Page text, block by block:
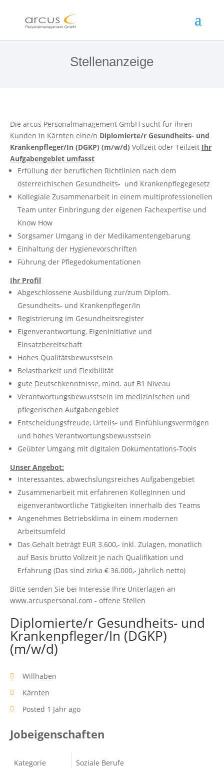
Stellenanzeige
Die arcus Personalmanagement GmbH sucht für ihren
Kunden in Kärnten eine/n Diplomierte/r Gesundheits- und
Krankenpfleger/In (DGKP) (m/w/d) Vollzeit oder Teilzeit Ihr
Aufgabengebiet umfasst
Erfüllung der beruflichen Richtlinien nach dem
österreichischen Gesundheits- und Krankenpflegegesetz
Kollegiale Zusammenarbeit in einem multiprofessionellen
Team unter Einbringung der eigenen Fachexpertise und
Know How
Sorgsamer Umgang in der Medikamentengebarung
Einhaltung der Hygienevorschriften
Führung der Pflegedokumentationen
Ihr Profil
Abgeschlossene Ausbildung zur/zum Diplom.
Gesundheits- und Krankenpfleger/In
Registrierung im Gesundheitsregister
Eigenverantwortung, Eigeninitiative und
Einsatzbereitschaft
Hohes Qualitätsbewusstsein
Belastbarkeit und Flexibilität
gute Deutschkenntnisse, mind. auf B1 Niveau
Verantwortungsbewusstsein im medizinischen und
pflegerischen Aufgabengebiet
Entscheidungsfreude, Urteils- und Einfühlungsvermögen
und hohes Verantwortungsbewusstsein
Geübter Umgang mit digitalen Dokumentations-Tools
Unser Angebot:
Interessantes, abwechslungsreiches Aufgabengebiet
Zusammenarbeit mit erfahrenen KollegInnen und
eigenverantwortliche Tätigkeiten innerhalb des Teams
Angenehmes Betriebsklima in einem modernen
Arbeitsumfeld
Das Gehalt beträgt EUR 3.600,- inkl. Zulagen, monatlich
auf Basis brutto Vollzeit je nach Qualifikation und
Erfahrung (Das sind zirka € 36.000,- jährlich netto)
Bitte senden Sie bei Interesse Ihre Unterlagen an
www.arcuspersonal.com - offene Stellen
Diplomierte/r Gesundheits- und
Krankenpfleger/In (DGKP)
(m/w/d)
Willhaben
Kärnten
Posted 1 Jahr ago
Jobeigenschaften
Kategorie Soziale Berufe